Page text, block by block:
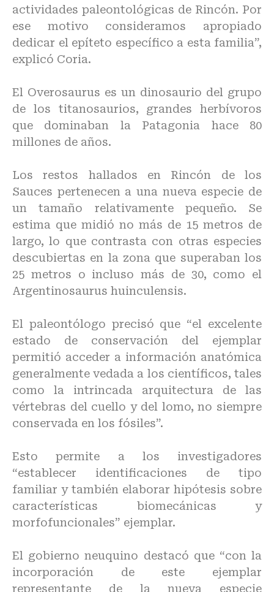
actividades paleontológicas de Rincón. Por
ese motivo consideramos apropiado
dedicar el epíteto específico a esta familia”,
explicó Coria.
El Overosaurus es un dinosaurio del grupo
de los titanosaurios, grandes herbívoros
que dominaban la Patagonia hace 80
millones de años.
Los restos hallados en Rincón de los
Sauces pertenecen a una nueva especie de
un tamaño relativamente pequeño. Se
estima que midió no más de 15 metros de
largo, lo que contrasta con otras especies
descubiertas en la zona que superaban los
25 metros o incluso más de 30, como el
Argentinosaurus huinculensis.
El paleontólogo precisó que “el excelente
estado de conservación del ejemplar
permitió acceder a información anatómica
generalmente vedada a los científicos, tales
como la intrincada arquitectura de las
vértebras del cuello y del lomo, no siempre
conservada en los fósiles”.
Esto permite a los investigadores
“establecer identificaciones de tipo
familiar y también elaborar hipótesis sobre
características biomecánicas y
morfofuncionales” ejemplar.
El gobierno neuquino destacó que “con la
incorporación de este ejemplar
representante de la nueva especie